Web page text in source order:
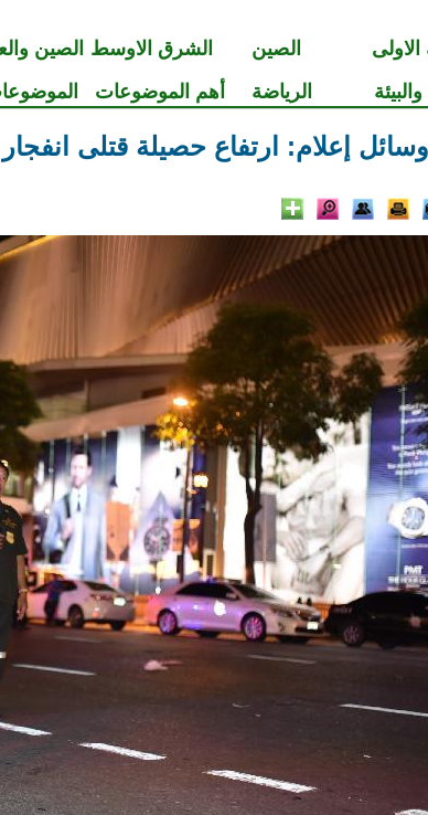
الصين الشرق الاوسط الصين
الرياضة أهم الموضوعات
وسائل إعلام: ارتفاع حصيلة قتلى انفجار بانكوك إلى 19 شخصا،